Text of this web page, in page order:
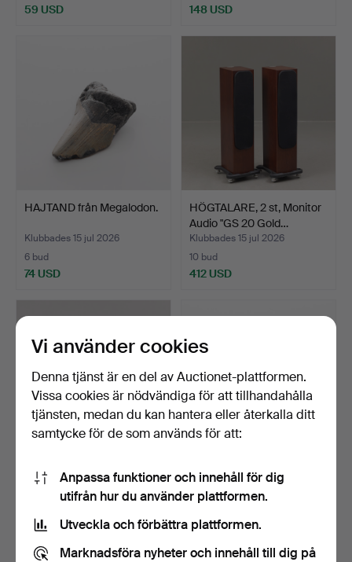
59 USD 148 USD
HAJTAND från Megalodon.
Klubbades 15 jul 2026
6 bud
74 USD
HÖGTALARE, 2 st, Monitor
Audio "GS 20 Gold…
Klubbades 15 jul 2026
10 bud
412 USD
VAS, marmor med
inläggningar, sannolikt sa…
Klubbades 15 jul 2026
1 bud
HAJTAND från Megalodon.
Klubbades 15 jul 2026
3 bud
Vi använder cookies
Denna tjänst är en del av Auctionet-plattformen.
Vissa cookies är nödvändiga för att tillhandahålla
tjänsten, medan du kan hantera eller återkalla ditt
samtycke för de som används för att:
Anpassa funktioner och innehåll för dig
utifrån hur du använder plattformen.
Utveckla och förbättra plattformen.
Marknadsföra nyheter och innehåll till dig på